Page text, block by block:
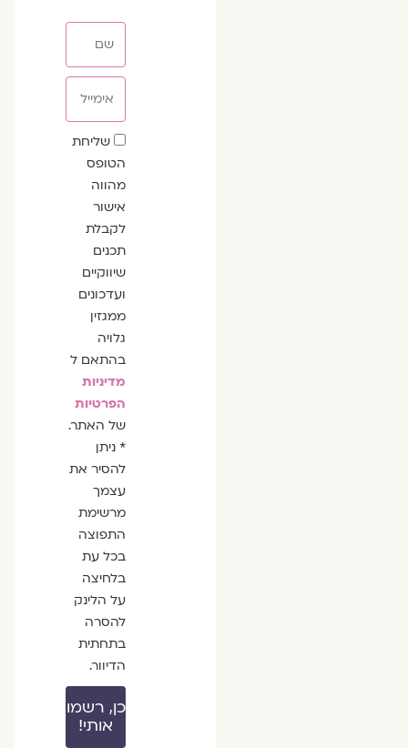
שדה
הסכמה
שליחת
הטופס
מהווה
אישור
לקבלת
תכנים
שיווקיים
ועדכונים
ממגזין
גלויה
בהתאם ל
מדיניות
הפרטיות
של האתר.
* ניתן
להסיר את
עצמך
מרשימת
התפוצה
בכל עת
בלחיצה
על הלינק
להסרה
בתחתית
הדיוור.
כן, רשמו
אותי!